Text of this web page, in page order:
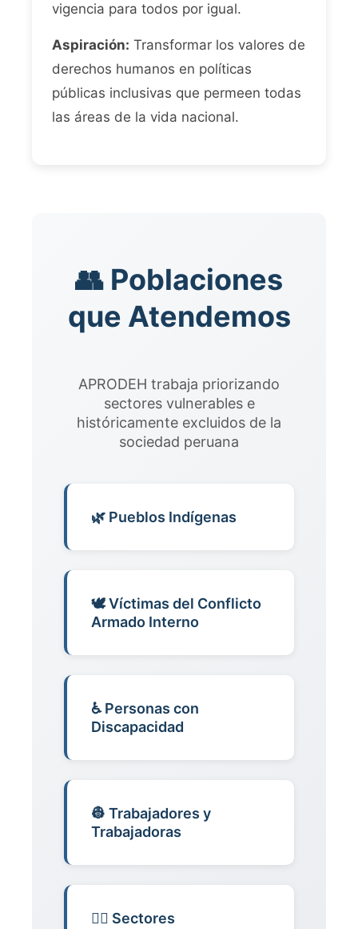
vigencia para todos por igual.
Aspiración: Transformar los valores de
derechos humanos en políticas
públicas inclusivas que permeen todas
las áreas de la vida nacional.
👥 Poblaciones
que Atendemos
APRODEH trabaja priorizando
sectores vulnerables e
históricamente excluidos de la
sociedad peruana
🌿 Pueblos Indígenas
🕊️ Víctimas del Conflicto
Armado Interno
♿ Personas con
Discapacidad
👷 Trabajadores y
Trabajadoras
🏳️‍🌈 Sectores